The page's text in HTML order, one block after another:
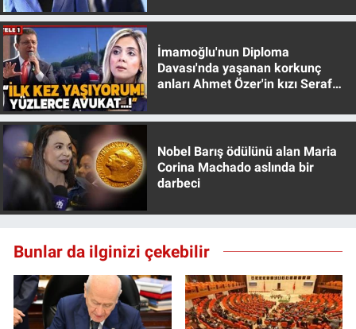
İmamoğlu'nun Diploma
Davası'nda yaşanan korkunç
anları Ahmet Özer'in kızı Seraf
Nobel Barış ödülünü alan Maria
Corina Machado aslında bir
darbeci
Bunlar da ilginizi çekebilir
Canlı Yayın